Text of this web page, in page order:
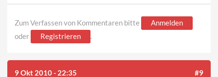
Zum Verfassen von Kommentaren bitte
Anmelden
oder
Registrieren .
9 Okt 2010 - 22:35 #9